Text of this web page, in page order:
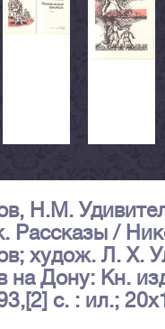
Н.М.
Рассказы /
худож. Л. Х.
на Дону: Кн.
с. : ил.;